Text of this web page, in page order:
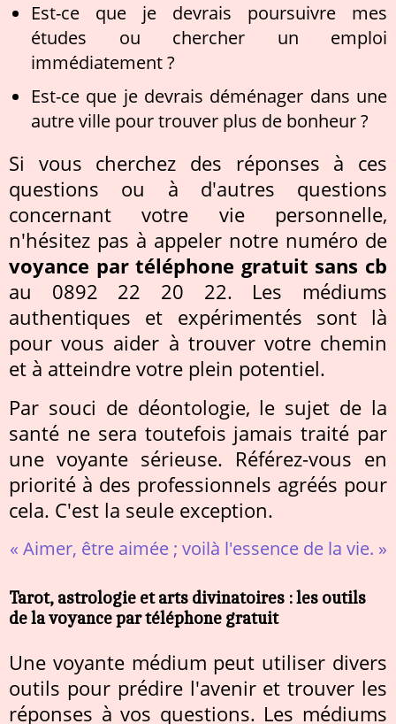
Est-ce que je devrais poursuivre mes
études ou chercher un emploi
immédiatement ?
Est-ce que je devrais déménager dans une
autre ville pour trouver plus de bonheur ?
Si vous cherchez des réponses à ces
questions ou à d'autres questions
concernant votre vie personnelle,
n'hésitez pas à appeler notre numéro de
voyance par téléphone gratuit sans cb
au 0892 22 20 22. Les médiums
authentiques et expérimentés sont là
pour vous aider à trouver votre chemin
et à atteindre votre plein potentiel.
Par souci de déontologie, le sujet de la
santé ne sera toutefois jamais traité par
une voyante sérieuse. Référez-vous en
priorité à des professionnels agréés pour
cela. C'est la seule exception.
« Aimer, être aimée ; voilà l'essence de la vie. »
Tarot, astrologie et arts divinatoires : les outils
de la voyance par téléphone gratuit
Une voyante médium peut utiliser divers
outils pour prédire l'avenir et trouver les
réponses à vos questions. Les médiums